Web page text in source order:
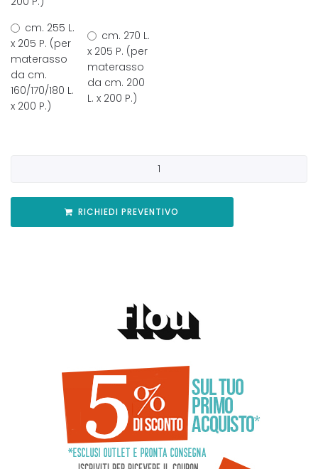
cm. 255 L.
x 205 P. (per
materasso
da cm.
160/170/180 L.
x 200 P.)
cm. 270 L.
x 205 P. (per
materasso
da cm. 200
L. x 200 P.)
RICHIEDI PREVENTIVO